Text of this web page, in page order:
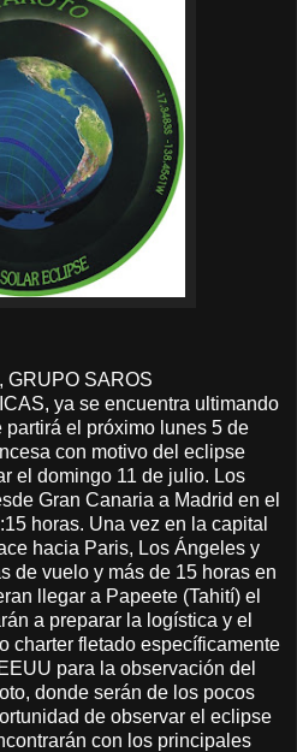
GRUPO SAROS
ya se encuentra ultimando
el próximo lunes 5 de
con motivo del eclipse
el domingo 11 de julio. Los
Gran Canaria a Madrid en el
horas. Una vez en la capital
hacia Paris, Los Ángeles y
de vuelo y más de 15 horas en
llegar a Papeete (Tahití) el
a preparar la logística y el
charter fletado específicamente
para la observación del
donde serán de los pocos
de observar el eclipse
con los principales